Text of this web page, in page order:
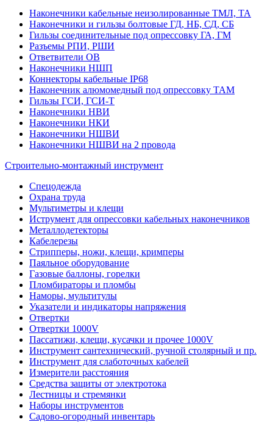
Наконечники кабельные неизолированные ТМЛ, ТА
Наконечники и гильзы болтовые ГД, НБ, СД, СБ
Гильзы соединительные под опрессовку ГА, ГМ
Разъемы РПИ, РШИ
Ответвители ОВ
Наконечники НШП
Коннекторы кабельные IP68
Наконечник алюмомедный под опрессовку ТАМ
Гильзы ГСИ, ГСИ-Т
Наконечники НВИ
Наконечники НКИ
Наконечники НШВИ
Наконечники НШВИ на 2 провода
Строительно-монтажный инструмент
Спецодежда
Охрана труда
Мультиметры и клещи
Иструмент для опрессовки кабельных наконечников
Металлодетекторы
Кабелерезы
Стрипперы, ножи, клещи, кримперы
Паяльное оборудование
Газовые баллоны, горелки
Пломбираторы и пломбы
Наморы, мультитулы
Указатели и индикаторы напряжения
Отвертки
Отвертки 1000V
Пассатижи, клещи, кусачки и прочее 1000V
Инструмент сантехнический, ручной столярный и пр.
Инструмент для слаботочных кабелей
Измерители расстояния
Средства защиты от электротока
Лестницы и стремянки
Наборы инструментов
Садово-огородный инвентарь